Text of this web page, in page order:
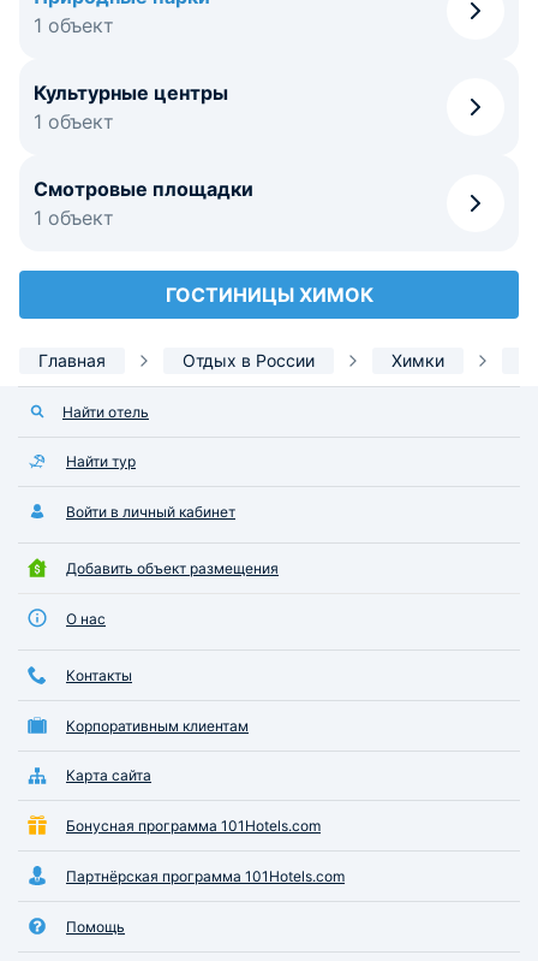
1 объект
Культурные центры
1 объект
Смотровые площадки
1 объект
ГОСТИНИЦЫ ХИМОК
Главная Отдых в России Химки
Найти отель
Найти тур
Войти в личный кабинет
Добавить объект размещения
О нас
Контакты
Корпоративным клиентам
Карта сайта
Бонусная программа 101Hotels.com
Партнёрская программа 101Hotels.com
Помощь